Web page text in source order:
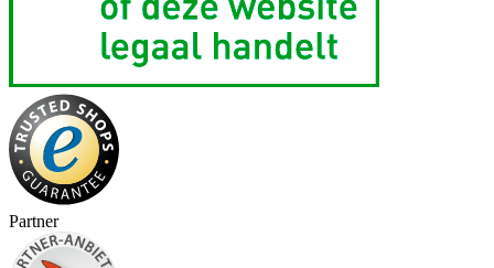
Partner